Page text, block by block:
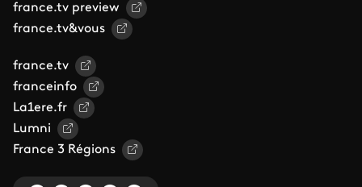
france.tv preview
france.tv&vous
france.tv
franceinfo
La1ere.fr
Lumni
France 3 Régions